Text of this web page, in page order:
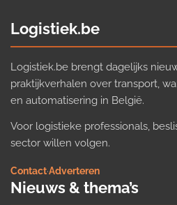
Logistiek.be
Logistiek.be brengt dagelijks
praktijkverhalen over transport,
en automatisering in België.
Voor logistieke professionals,
sector willen volgen.
Contact·Adverteren
Nieuws & thema’s